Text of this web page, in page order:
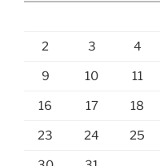
2 3 4
9 10 11
16 17 18
23 24 25